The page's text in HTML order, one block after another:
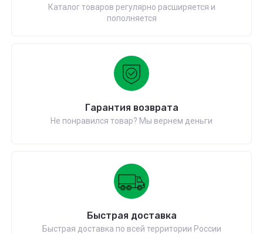
Каталог товаров регулярно расширяется и
пополняется
Гарантия возврата
Не понравился товар? Мы вернем деньги
Быстрая доставка
Быстрая доставка по всей территории России